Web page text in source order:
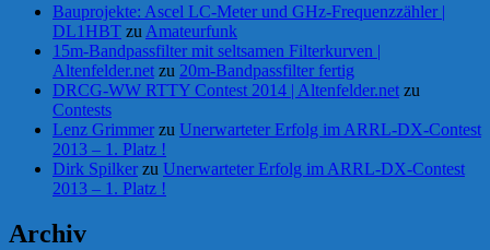
Bauprojekte: Ascel LC-Meter und GHz-Frequenzzähler |
DL1HBT zu Amateurfunk
15m-Bandpassfilter mit seltsamen Filterkurven |
Altenfelder.net zu 20m-Bandpassfilter fertig
DRCG-WW RTTY Contest 2014 | Altenfelder.net zu
Contests
Lenz Grimmer zu Unerwarteter Erfolg im ARRL-DX-Contest
2013 – 1. Platz !
Dirk Spilker zu Unerwarteter Erfolg im ARRL-DX-Contest
2013 – 1. Platz !
Archiv